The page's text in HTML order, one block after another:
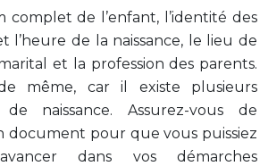
complet de l’enfant, l’identité des
l’heure de la naissance, le lieu de
et la profession des parents.
même, car il existe plusieurs
de naissance. Assurez-vous de
document pour que vous puissiez
dans vos démarches